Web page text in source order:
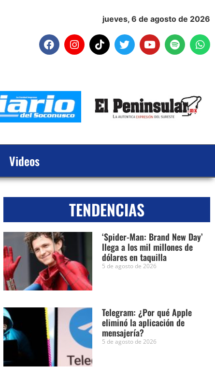
jueves, 6 de agosto de 2026
Videos
TENDENCIAS
‘Spider-Man: Brand New Day’
llega a los mil millones de
dólares en taquilla
5 de agosto de 2026
Telegram: ¿Por qué Apple
eliminó la aplicación de
mensajería?
5 de agosto de 2026